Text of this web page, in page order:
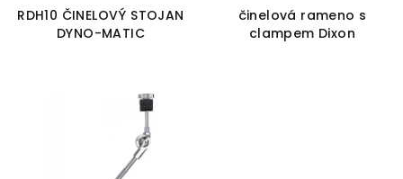
RDH10 ČINELOVÝ STOJAN
DYNO-MATIC
činelová rameno s
clampem Dixon